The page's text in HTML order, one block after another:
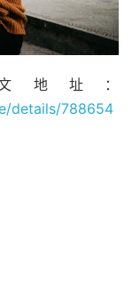
地址：
details/788654